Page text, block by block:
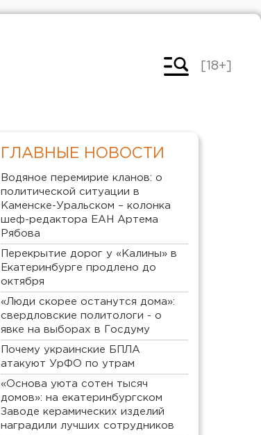
[18+]
ГЛАВНЫЕ НОВОСТИ
Водяное перемирие кланов: о
политической ситуации в
Каменске-Уральском – колонка
шеф-редактора ЕАН Артема
Рябова
Перекрытие дорог у «Калины» в
Екатеринбурге продлено до
октября
«Люди скорее останутся дома»:
свердловские политологи - о
явке на выборах в Госдуму
Почему украинские БПЛА
атакуют УрФО по утрам
«Основа уюта сотен тысяч
домов»: на екатеринбургском
Заводе керамических изделий
наградили лучших сотрудников